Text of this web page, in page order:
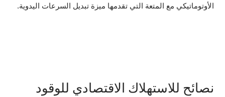
الأوتوماتيكي مع المتعة التي تقدمها ميزة تبديل السرعات اليدوية.
نصائح للاستهلاك الاقتصادي للوقود